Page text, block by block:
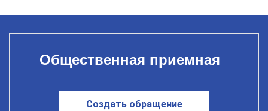
Общественная приемная
Создать обращение